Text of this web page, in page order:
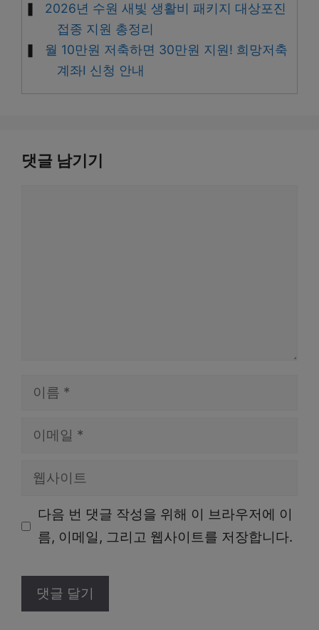
2026년 수원 새빛 생활비 패키지 대상포진
접종 지원 총정리
월 10만원 저축하면 30만원 지원! 희망저축
계좌Ⅰ 신청 안내
댓글 남기기
일
다음 번 댓글 작성을 위해 이 브라우저에 이
름, 이메일, 그리고 웹사이트를 저장합니다.